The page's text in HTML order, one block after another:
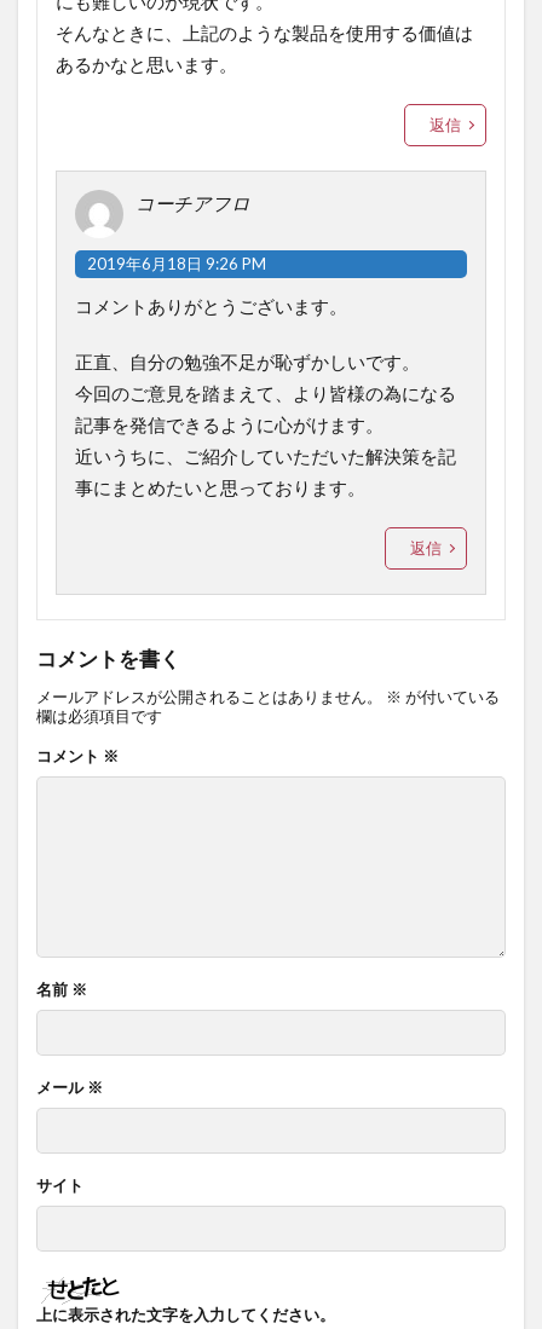
そんなときに、上記のような製品を使用する価値は
あるかなと思います。
返信
コーチアフロ
2019年6月18日 9:26 PM
コメントありがとうございます。
正直、自分の勉強不足が恥ずかしいです。
今回のご意見を踏まえて、より皆様の為になる
記事を発信できるように心がけます。
近いうちに、ご紹介していただいた解決策を記
事にまとめたいと思っております。
返信
コメントを書く
メールアドレスが公開されることはありません。 ※ が付いている
欄は必須項目です
コメント ※
名前 ※
メール ※
サイト
上に表示された文字を入力してください。